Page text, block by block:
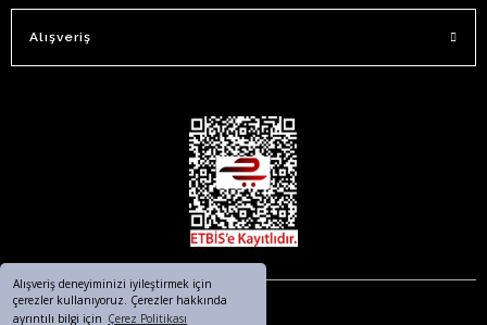
Alışveriş deneyiminizi iyileştirmek için
çerezler kullanıyoruz. Çerezler hakkında
ayrıntılı bilgi için Çerez Politikası
Alışveriş